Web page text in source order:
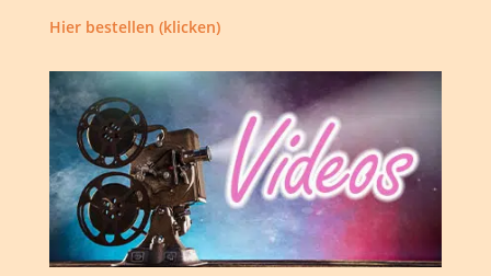
Hier bestellen (klicken)